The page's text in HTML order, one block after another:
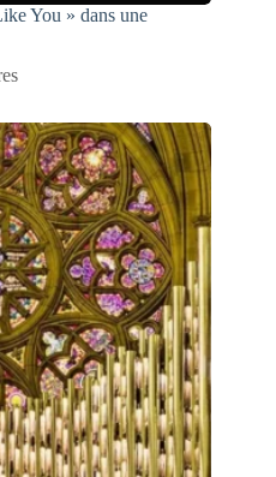
You » dans une